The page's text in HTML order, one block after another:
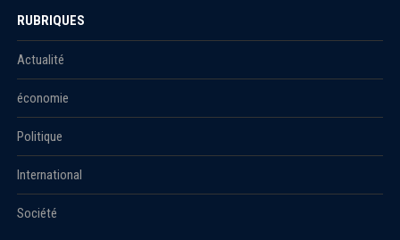
RUBRIQUES
Actualité
économie
Politique
International
Société